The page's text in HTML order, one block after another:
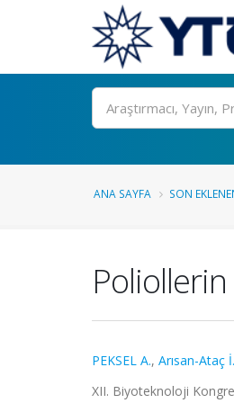
Ara
ANA SAYFA SON
PEKSEL A., Arısan-Ataç İ.
XII. Biyoteknoloji